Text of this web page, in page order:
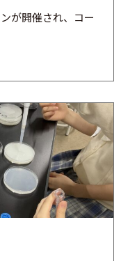
が開催され、コー